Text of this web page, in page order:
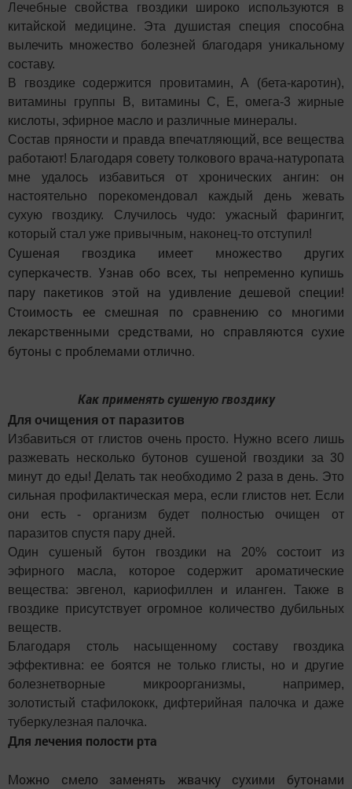
Лечебные свойства гвоздики широко используются в
китайской медицине. Эта душистая специя способна
вылечить множество болезней благодаря уникальному
составу.
В гвоздике содержится провитамин, А (бета-каротин),
витамины группы В, витамины С, Е, омега-3 жирные
кислоты, эфирное масло и различные минералы.
Состав пряности и правда впечатляющий, все вещества
работают! Благодаря совету толкового врача-натуропата
мне удалось избавиться от хронических ангин: он
настоятельно порекомендовал каждый день жевать
сухую гвоздику. Случилось чудо: ужасный фарингит,
который стал уже привычным, наконец-то отступил!
Сушеная гвоздика имеет множество других
суперкачеств. Узнав обо всех, ты непременно купишь
пару пакетиков этой на удивление дешевой специи!
Стоимость ее смешная по сравнению со многими
лекарственными средствами, но справляются сухие
бутоны с проблемами отлично.
Как применять сушеную гвоздику
Для очищения от паразитов
Избавиться от глистов очень просто. Нужно всего лишь
разжевать несколько бутонов сушеной гвоздики за 30
минут до еды! Делать так необходимо 2 раза в день. Это
сильная профилактическая мера, если глистов нет. Если
они есть - организм будет полностью очищен от
паразитов спустя пару дней.
Один сушеный бутон гвоздики на 20% состоит из
эфирного масла, которое содержит ароматические
вещества: эвгенол, кариофиллен и иланген. Также в
гвоздике присутствует огромное количество дубильных
веществ.
Благодаря столь насыщенному составу гвоздика
эффективна: ее боятся не только глисты, но и другие
болезнетворные микроорганизмы, например,
золотистый стафилококк, дифтерийная палочка и даже
туберкулезная палочка.
Для лечения полости рта
Можно смело заменять жвачку сухими бутонами